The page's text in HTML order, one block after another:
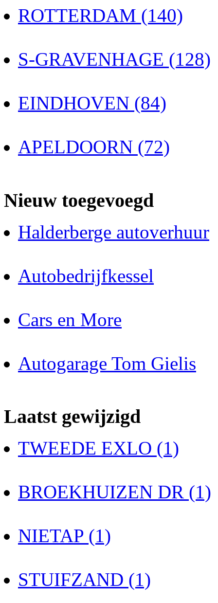
ROTTERDAM (140)
S-GRAVENHAGE (128)
EINDHOVEN (84)
APELDOORN (72)
Nieuw toegevoegd
Halderberge autoverhuur
Autobedrijfkessel
Cars en More
Autogarage Tom Gielis
Laatst gewijzigd
TWEEDE EXLO (1)
BROEKHUIZEN DR (1)
NIETAP (1)
STUIFZAND (1)